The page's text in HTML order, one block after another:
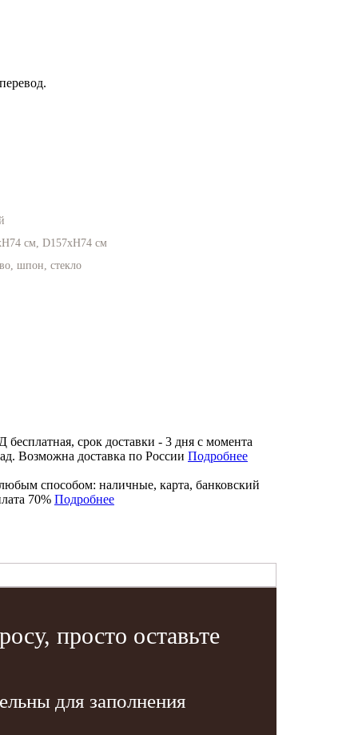
см, D157xH74 см
шпон, стекло
срок доставки - 3 дня с момента
Возможна доставка по России Подробнее
способом: наличные, карта, банковский
70% Подробнее
просто оставьте
для заполнения